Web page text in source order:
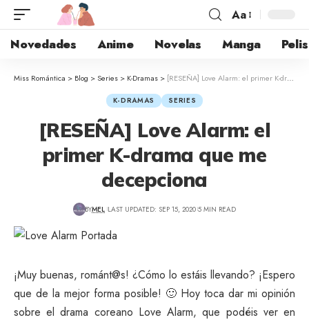
Aa
Novedades Anime Novelas Manga Pelis
Miss Romántica > Blog > Series > K-Dramas > [RESEÑA] Love Alarm: el primer K-drama que me decepciona
K-DRAMAS SERIES
[RESEÑA] Love Alarm: el
primer K-drama que me
decepciona
BYMEL LAST UPDATED: SEP 15, 2020 5 MIN READ
¡Muy buenas, románt@s! ¿Cómo lo estáis llevando? ¡Espero
que de la mejor forma posible! 🙂 Hoy toca dar mi opinión
sobre el drama coreano Love Alarm, que podéis ver en